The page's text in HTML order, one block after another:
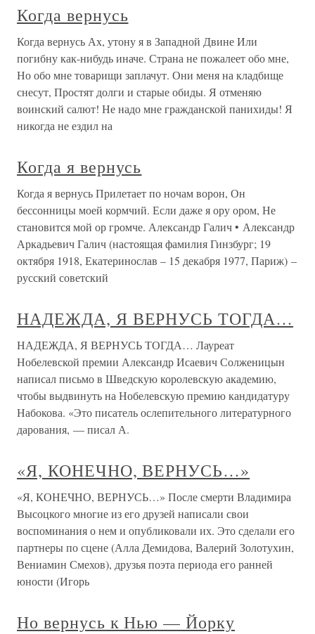
Когда вернусь
Когда вернусь Ах, утону я в Западной Двине Или
погибну как-нибудь иначе. Страна не пожалеет обо мне,
Но обо мне товарищи заплачут. Они меня на кладбище
снесут, Простят долги и старые обиды. Я отменяю
воинский салют! Не надо мне гражданской панихиды! Я
никогда не ездил на
Когда я вернусь
Когда я вернусь Прилетает по ночам ворон, Он
бессонницы моей кормчий. Если даже я ору ором, Не
становится мой ор громче. Александр Галич • Александр
Аркадьевич Галич (настоящая фамилия Гинзбург; 19
октября 1918, Екатеринослав – 15 декабря 1977, Париж) –
русский советский
НАДЕЖДА, Я ВЕРНУСЬ ТОГДА…
НАДЕЖДА, Я ВЕРНУСЬ ТОГДА… Лауреат
Нобелевской премии Александр Исаевич Солженицын
написал письмо в Шведскую королевскую академию,
чтобы выдвинуть на Нобелевскую премию кандидатуру
Набокова. «Это писатель ослепительного литературного
дарования, — писал А.
«Я, КОНЕЧНО, ВЕРНУСЬ…»
«Я, КОНЕЧНО, ВЕРНУСЬ…» После смерти Владимира
Высоцкого многие из его друзей написали свои
воспоминания о нем и опубликовали их. Это сделали его
партнеры по сцене (Алла Демидова, Валерий Золотухин,
Вениамин Смехов), друзья поэта периода его ранней
юности (Игорь
Но вернусь к Нью — Йорку